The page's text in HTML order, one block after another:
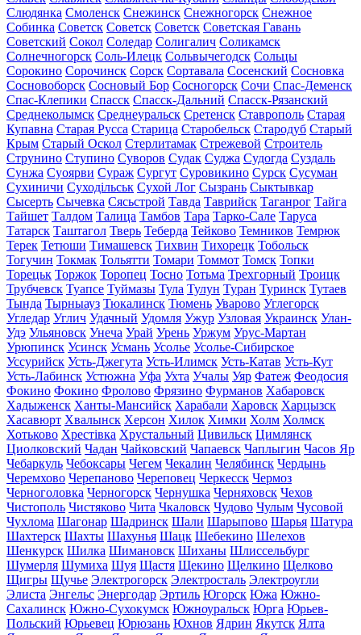
Слюдянка Смоленск Снежинск Снежногорск Снежное
Собинка Советск Советск Советск Советская Гавань
Советский Сокол Соледар Солигалич Соликамск
Солнечногорск Соль-Илецк Сольвычегодск Сольцы
Сорокино Сорочинск Сорск Сортавала Сосенский Сосновка
Сосновоборск Сосновый Бор Сосногорск Сочи Спас-Деменск
Спас-Клепики Спасск Спасск-Дальний Спасск-Рязанский
Среднеколымск Среднеуральск Сретенск Ставрополь Старая
Купавна Старая Русса Старица Старобельск Стародуб Старый
Крым Старый Оскол Стерлитамак Стрежевой Строитель
Струнино Ступино Суворов Судак Суджа Судогда Суздаль
Сунжа Суоярви Сураж Сургут Суровикино Сурск Сусуман
Сухиничи Суходільськ Сухой Лог Сызрань Сыктывкар
Сысерть Сычевка Сясьстрой Тавда Таврийск Таганрог Тайга
Тайшет Талдом Талица Тамбов Тара Тарко-Сале Таруса
Татарск Таштагол Тверь Теберда Тейково Темников Темрюк
Терек Тетюши Тимашевск Тихвин Тихорецк Тобольск
Тогучин Токмак Тольятти Томари Томмот Томск Топки
Торецьк Торжок Торопец Тосно Тотьма Трехгорный Троицк
Трубчевск Туапсе Туймазы Тула Тулун Туран Туринск Тутаев
Тында Тырныауз Тюкалинск Тюмень Уварово Углегорск
Угледар Углич Удачный Удомля Ужур Узловая Украинск Улан-
Удэ Ульяновск Унеча Урай Урень Уржум Урус-Мартан
Урюпинск Усинск Усмань Усолье Усолье-Сибирское
Уссурийск Усть-Джегута Усть-Илимск Усть-Катав Усть-Кут
Усть-Лабинск Устюжна Уфа Ухта Учалы Уяр Фатеж Феодосия
Фокино Фокино Фролово Фрязино Фурманов Хабаровск
Хадыженск Ханты-Мансийск Харабали Харовск Харцызск
Хасавюрт Хвалынск Херсон Хилок Химки Холм Холмск
Хотьково Хрестівка Хрустальный Цивильск Цимлянск
Циолковский Чадан Чайковский Чапаевск Чаплыгин Часов Яр
Чебаркуль Чебоксары Чегем Чекалин Челябинск Чердынь
Черемхово Черепаново Череповец Черкесск Чермоз
Черноголовка Черногорск Чернушка Черняховск Чехов
Чистополь Чистяково Чита Чкаловск Чудово Чулым Чусовой
Чухлома Шагонар Шадринск Шали Шарыпово Шарья Шатура
Шахтерск Шахты Шахунья Шацк Шебекино Шелехов
Шенкурск Шилка Шимановск Шиханы Шлиссельбург
Шумерля Шумиха Шуя Щастя Щекино Щелкино Щелково
Щигры Щучье Электрогорск Электросталь Электроугли
Элиста Энгельс Энергодар Эртиль Югорск Южа Южно-
Сахалинск Южно-Сухокумск Южноуральск Юрга Юрьев-
Польский Юрьевец Юрюзань Юхнов Ядрин Якутск Ялта